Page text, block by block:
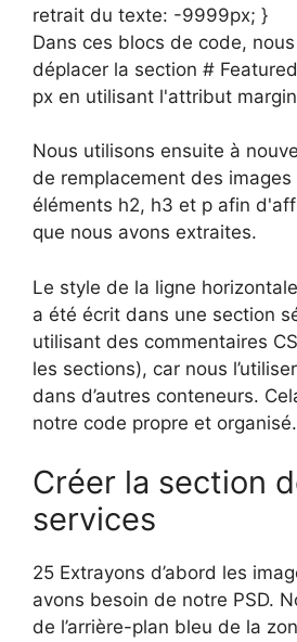
retrait du texte: -9999px; }
Dans ces blocs de code,
déplacer la section #
px en utilisant l'attribut
Nous utilisons ensuite à
de remplacement des images
éléments h2, h3 et p afin
que nous avons extraites.
Le style de la ligne
a été écrit dans une section
utilisant des commentaires
les sections), car nous
dans d’autres conteneurs.
notre code propre et organisé.
Créer la section
services
25 Extrayons d’abord les
avons besoin de notre PSD.
de l’arrière-plan bleu de la